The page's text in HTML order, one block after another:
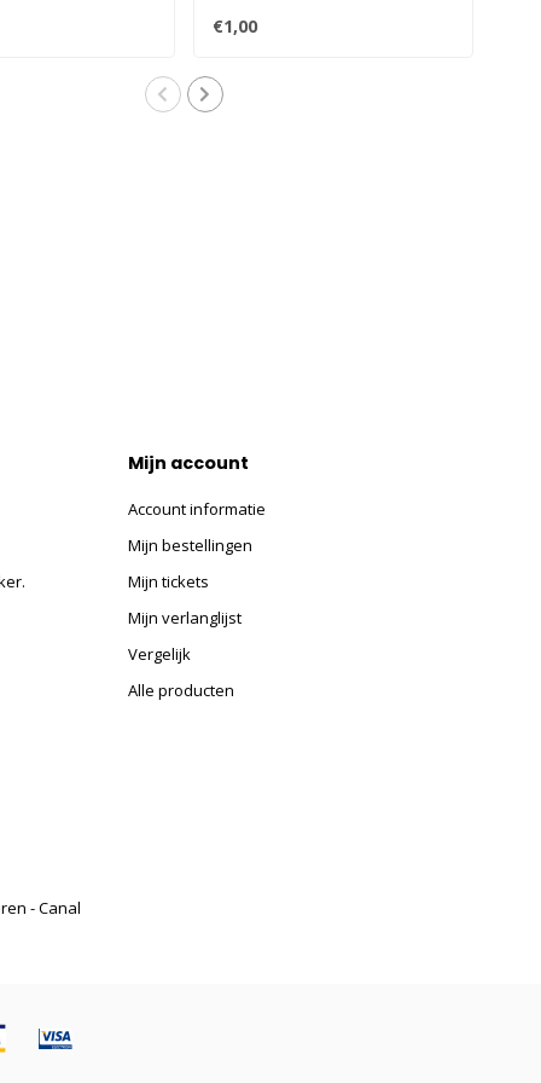
€1,00
- Canal
Mijn account
Account informatie
Mijn bestellingen
Mijn tickets
Mijn verlanglijst
Vergelijk
Alle producten